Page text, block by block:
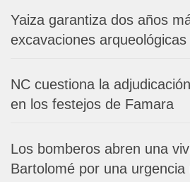
Yaiza garantiza dos años
excavaciones
NC cuestiona la
en los festejos de Famara
Los bomberos abren una
Bartolomé por una urgencia